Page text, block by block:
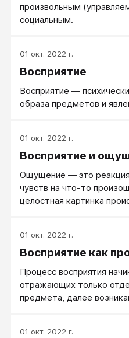
произвольным
социальным.
01 окт. 2022 г.
Восприятие
Восприятие —
образа предметов и
01 окт. 2022 г.
Восприятие и
Ощущение — это
чувств на что-то
целостная картинка
01 окт. 2022 г.
Восприятие как
Процесс восприятия
отражающих только
предмета, далее
01 окт. 2022 г.